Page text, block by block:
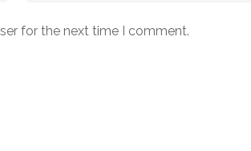
for the next time I comment.